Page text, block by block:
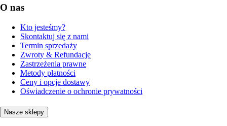
O nas
Kto jesteśmy?
Skontaktuj się z nami
Termin sprzedaży
Zwroty & Refundacje
Zastrzeżenia prawne
Metody płatności
Ceny i opcje dostawy
Oświadczenie o ochronie prywatności
Nasze sklepy